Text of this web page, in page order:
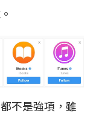
不是強項，雖